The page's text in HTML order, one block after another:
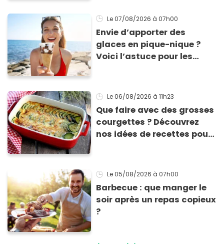
Le 07/08/2026 à 07h00
Envie d’apporter des
glaces en pique-nique ?
Voici l’astuce pour les
ne fondent !
Le 06/08/2026 à 11h23
Que faire avec des grosses
courgettes ? Découvrez
nos idées de recettes pour
Le 05/08/2026 à 07h00
Barbecue : que manger le
soir après un repas copieux
?